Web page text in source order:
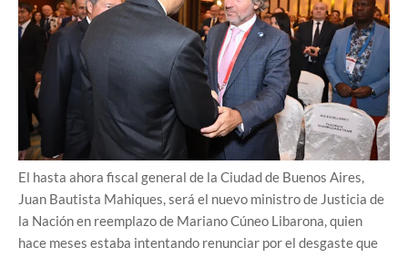
El hasta ahora fiscal general de la Ciudad de Buenos Aires,
Juan Bautista Mahiques, será el nuevo ministro de Justicia de
la Nación en reemplazo de Mariano Cúneo Libarona, quien
hace meses estaba intentando renunciar por el desgaste que